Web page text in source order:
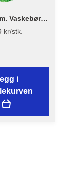
Vaskebørste
kr/stk.
i